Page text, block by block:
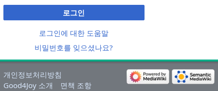
로그인
로그인에 대한 도움말
비밀번호를 잊으셨나요?
개인정보처리방침
Good4Joy 소개
면책 조항